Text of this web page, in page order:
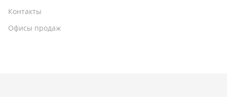
Контакты
Офисы продаж